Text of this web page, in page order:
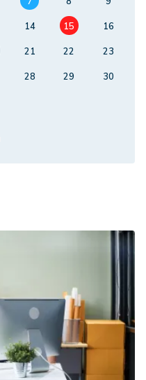
14 15
16
21 22
23
28 29
30